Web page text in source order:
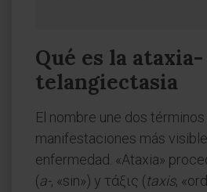
Qué es la ataxia-
telangiectasia
El nombre une dos
manifestaciones más
enfermedad. «Ataxia»
(a-, «sin») y τάξις (taxis,